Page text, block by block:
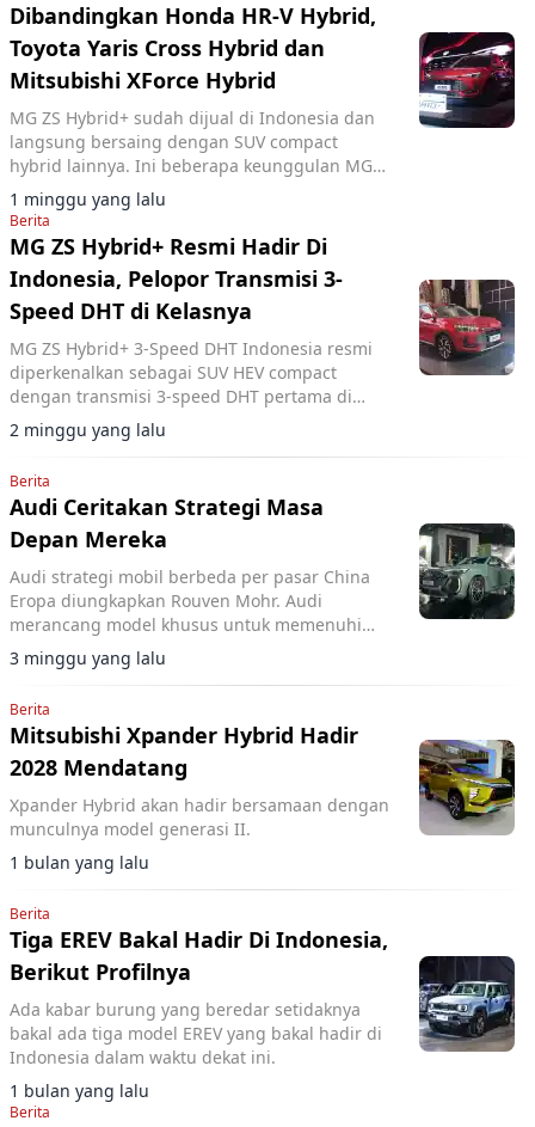
Dibandingkan Honda HR-V Hybrid,
Toyota Yaris Cross Hybrid dan
Mitsubishi XForce Hybrid
MG ZS Hybrid+ sudah dijual di Indonesia dan
langsung bersaing dengan SUV compact
hybrid lainnya. Ini beberapa keunggulan MG
ZS.
1 minggu yang lalu
Berita
MG ZS Hybrid+ Resmi Hadir Di
Indonesia, Pelopor Transmisi 3-
Speed DHT di Kelasnya
MG ZS Hybrid+ 3-Speed DHT Indonesia resmi
diperkenalkan sebagai SUV HEV compact
dengan transmisi 3-speed DHT pertama di
kelasnya, menyaingi Yaris Cross HEV dan HR-V
e:HEV.
2 minggu yang lalu
Berita
Audi Ceritakan Strategi Masa
Depan Mereka
Audi strategi mobil berbeda per pasar China
Eropa diungkapkan Rouven Mohr. Audi
merancang model khusus untuk memenuhi
preferensi konsumen di Tiongkok dan Eropa.
3 minggu yang lalu
Berita
Mitsubishi Xpander Hybrid Hadir
2028 Mendatang
Xpander Hybrid akan hadir bersamaan dengan
munculnya model generasi II.
1 bulan yang lalu
Berita
Tiga EREV Bakal Hadir Di Indonesia,
Berikut Profilnya
Ada kabar burung yang beredar setidaknya
bakal ada tiga model EREV yang bakal hadir di
Indonesia dalam waktu dekat ini.
1 bulan yang lalu
Berita